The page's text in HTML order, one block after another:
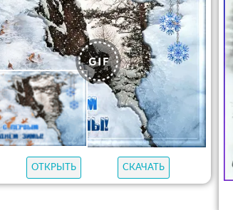
ОТКРЫТЬ СКАЧАТЬ